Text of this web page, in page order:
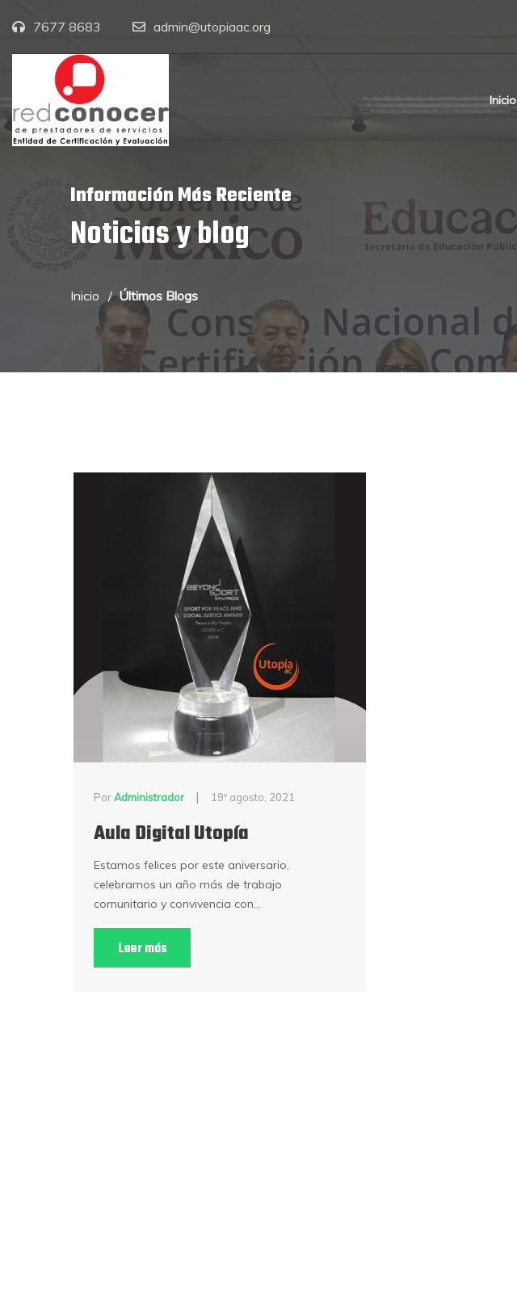
7677 8683 admin@utopiaac.org
Inicio
Información Más Reciente
Noticias y blog
Inicio Últimos Blogs
PorAdministrador | 19º agosto, 2021
Aula Digital Utopía
Estamos felices por este aniversario,
celebramos un año más de trabajo
comunitario y convivencia con...
Leer más